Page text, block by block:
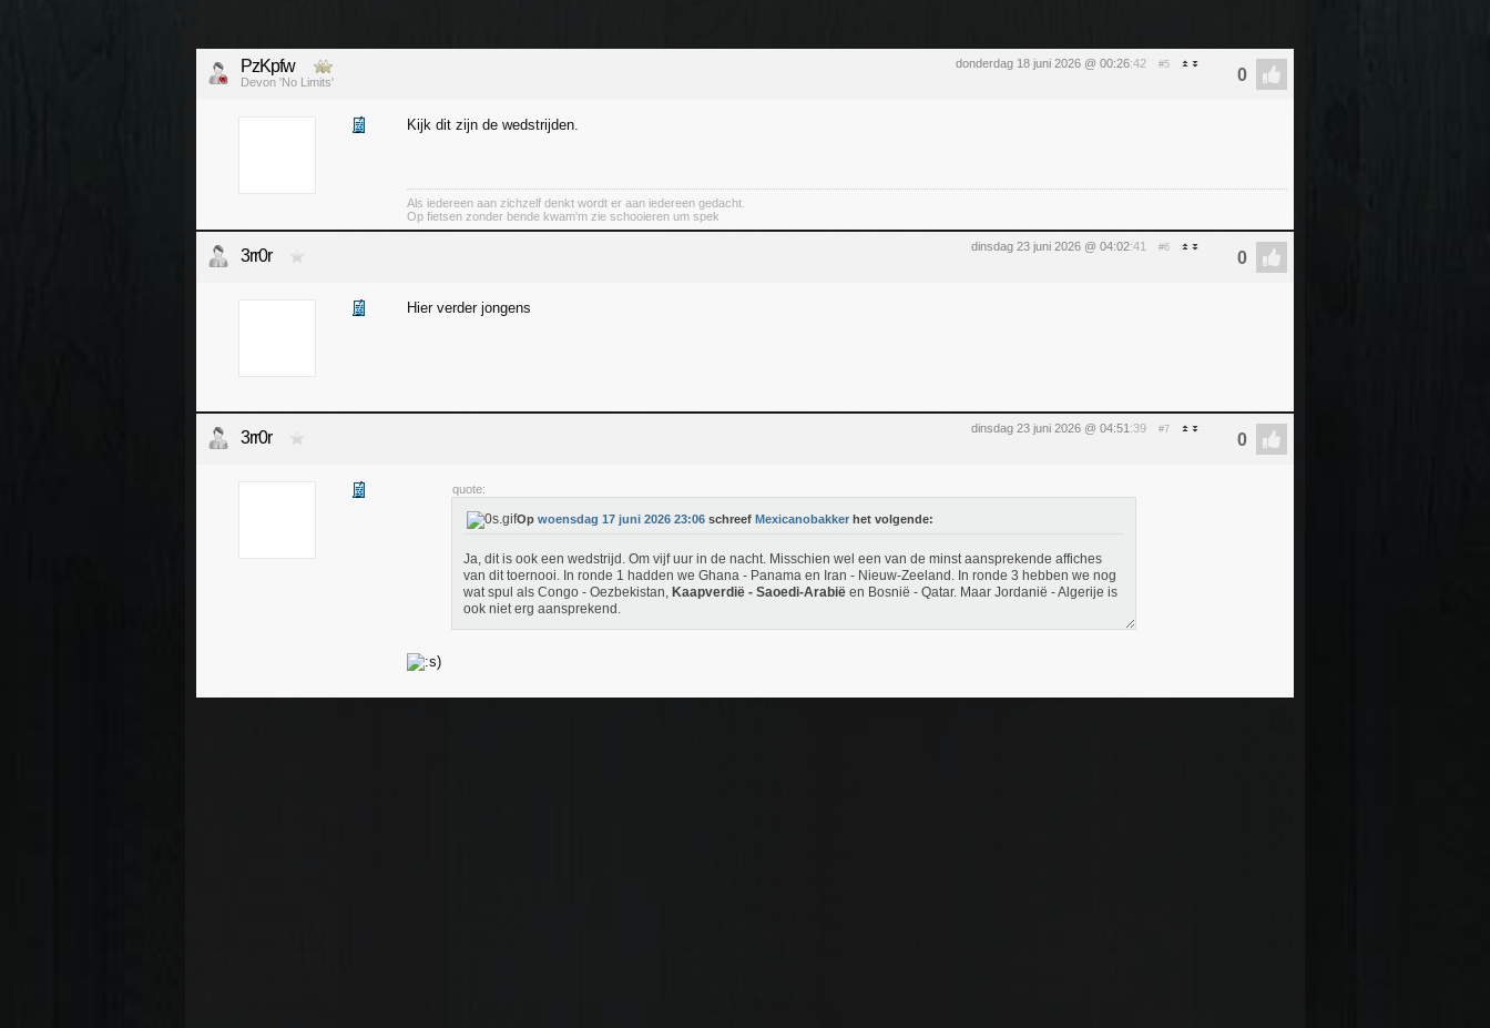
donderdag 18 juni 2026 @ 00:26:42 #5
PzKpfw
Devon 'No Limits'
Kijk dit zijn de wedstrijden.
Als iedereen aan zichzelf denkt wordt er aan iedereen gedacht.
Op fietsen zonder bende kwam'm zie schooieren um spek
dinsdag 23 juni 2026 @ 04:02:41 #6
3rr0r
Hier verder jongens
dinsdag 23 juni 2026 @ 04:51 :39 #7
3rr0r
quote:
Op woensdag 17 juni 2026 23:06 schreef Mexicanobakker het volgende:
Ja, dit is ook een wedstrijd. Om vijf uur in de nacht. Misschien wel een van de minst aansprekende affiches
van dit toernooi. In ronde 1 hadden we Ghana - Panama en Iran - Nieuw-Zeeland. In ronde 3 hebben we nog
wat spul als Congo - Oezbekistan, Kaapverdië - Saoedi-Arabië en Bosnië - Qatar. Maar Jordanië - Algerije is
ook niet erg aansprekend.